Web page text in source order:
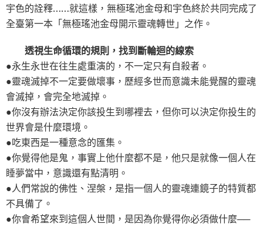
宇色的詮釋……就這樣，無極瑤池金母和宇色終於共同完成了
全臺第一本「無極瑤池金母開示靈魂轉世」之作。
透視生命循環的規則，找到斷輪迴的線索
●永生永世在往生處重演的，不一定只有自殺者。
●靈魂滅掉不一定要做壞事，歷經多世而意識未能覺醒的靈魂
會滅掉，會完全地滅掉。
●你沒有辦法決定你該投生到哪裡去，但你可以決定你投生的
世界會是什麼環境。
●吃東西是一種意念的匯集。
●你覺得他是鬼，事實上他什麼都不是，他只是就像一個人在
睡夢當中，意識還有點清明。
●人們常說的佛性、涅槃，是指一個人的靈魂連鏡子的特質都
不具備了。
●你會希望來到這個人世間，是因為你覺得你必須做什麼──